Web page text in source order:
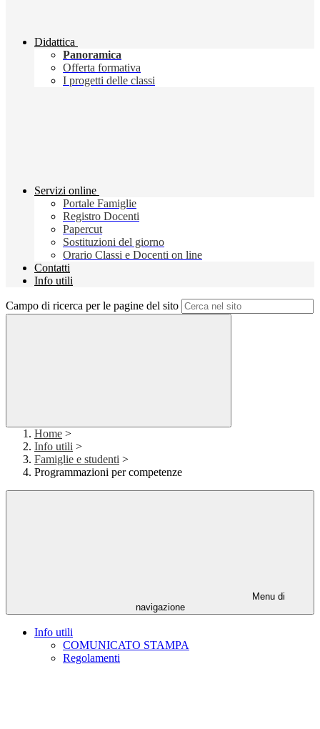
Didattica
Panoramica
Offerta formativa
I progetti delle classi
Servizi online
Portale Famiglie
Registro Docenti
Papercut
Sostituzioni del giorno
Orario Classi e Docenti on line
Contatti
Info utili
Campo di ricerca per le pagine del sito
Home >
Info utili >
Famiglie e studenti >
Programmazioni per competenze
Menu di
navigazione
Info utili
COMUNICATO STAMPA
Regolamenti